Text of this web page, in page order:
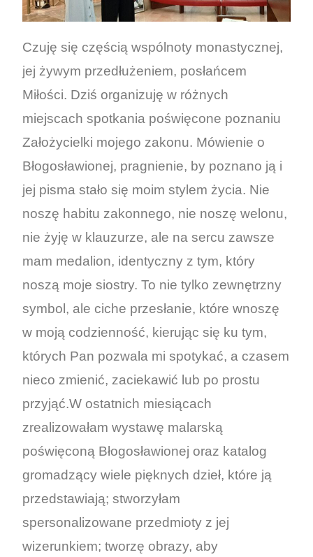
Czuję się częścią wspólnoty monastycznej,
jej żywym przedłużeniem, posłańcem
Miłości. Dziś organizuję w różnych
miejscach spotkania poświęcone poznaniu
Założycielki mojego zakonu. Mówienie o
Błogosławionej, pragnienie, by poznano ją i
jej pisma stało się moim stylem życia. Nie
noszę habitu zakonnego, nie noszę welonu,
nie żyję w klauzurze, ale na sercu zawsze
mam medalion, identyczny z tym, który
noszą moje siostry. To nie tylko zewnętrzny
symbol, ale ciche przesłanie, które wnoszę
w moją codzienność, kierując się ku tym,
których Pan pozwala mi spotykać, a czasem
nieco zmienić, zaciekawić lub po prostu
przyjąć.W ostatnich miesiącach
zrealizowałam wystawę malarską
poświęconą Błogosławionej oraz katalog
gromadzący wiele pięknych dzieł, które ją
przedstawiają; stworzyłam
spersonalizowane przedmioty z jej
wizerunkiem; tworzę obrazy, aby